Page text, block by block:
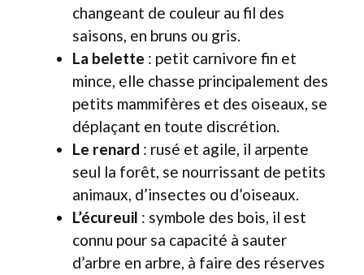
changeant de couleur au fil des
saisons, en bruns ou gris.
La belette : petit carnivore fin et
mince, elle chasse principalement des
petits mammifères et des oiseaux, se
déplaçant en toute discrétion.
Le renard : rusé et agile, il arpente
seul la forêt, se nourrissant de petits
animaux, d’insectes ou d’oiseaux.
L’écureuil : symbole des bois, il est
connu pour sa capacité à sauter
d’arbre en arbre, à faire des réserves